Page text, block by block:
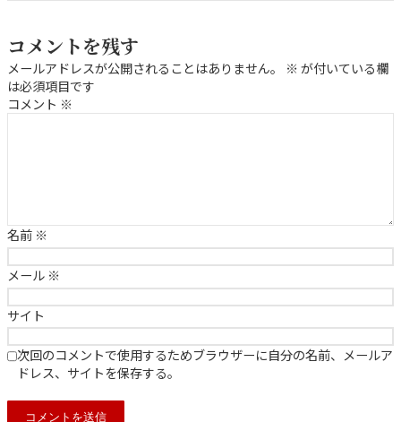
コメントを残す
メールアドレスが公開されることはありません。 ※ が付いている欄
は必須項目です
コメント ※
名前 ※
メール ※
サイト
次回のコメントで使用するためブラウザーに自分の名前、メールア
ドレス、サイトを保存する。